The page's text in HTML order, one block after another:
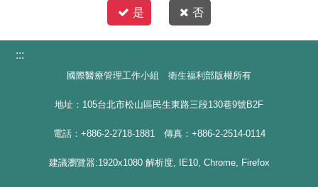
是 否
:::
國際醫療管理工作小組 衛生福利部版權所有
地址：105台北市松山區民生東路三段130巷9號B2F
電話：+886-2-2718-1881 傳真：+886-2-2514-0114
建議瀏覽器:1920x1080 解析度, IE10, Chrome, Firefox